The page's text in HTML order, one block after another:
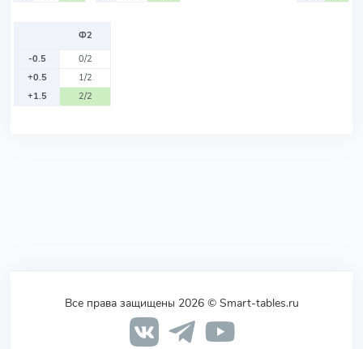
Ф2
-0.5
0/2
+0.5
1/2
+1.5
2/2
Все права защищены 2026 © Smart-tables.ru